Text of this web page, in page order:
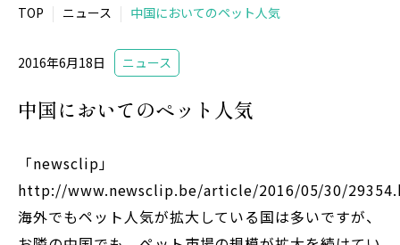
TOP ニュース 中国においてのペット人気
2016年6月18日 ニュース
中国においてのペット人気
「newsclip」
http://www.newsclip.be/article/2016/05/30/
海外でもペット人気が拡大している国は多いですが、